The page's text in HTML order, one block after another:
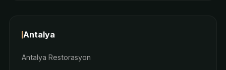
Antalya
Antalya Restorasyon